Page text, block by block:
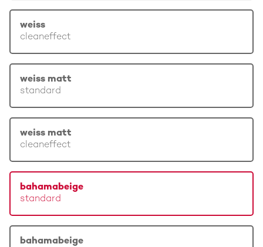
weiss
cleaneffect
weiss matt
standard
weiss matt
cleaneffect
bahamabeige
standard
bahamabeige